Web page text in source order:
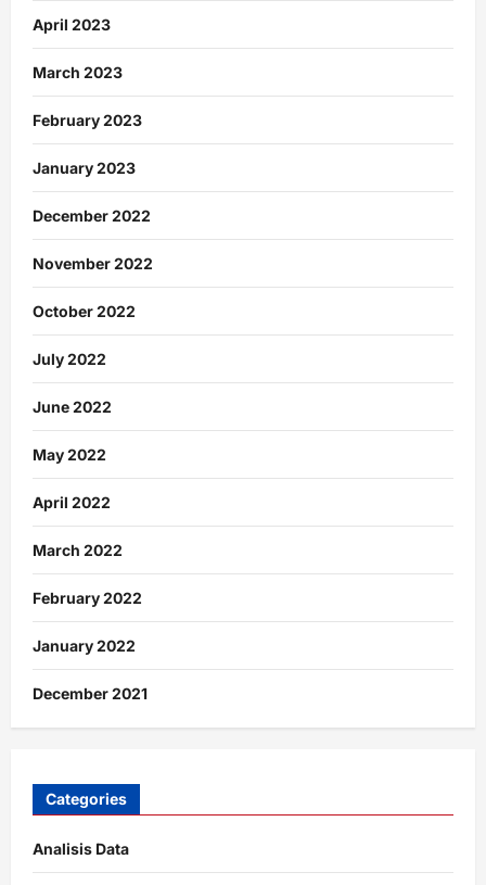
April 2023
March 2023
February 2023
January 2023
December 2022
November 2022
October 2022
July 2022
June 2022
May 2022
April 2022
March 2022
February 2022
January 2022
December 2021
Categories
Analisis Data